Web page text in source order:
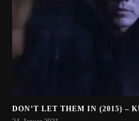
DON’T LET THEM IN (2015) –